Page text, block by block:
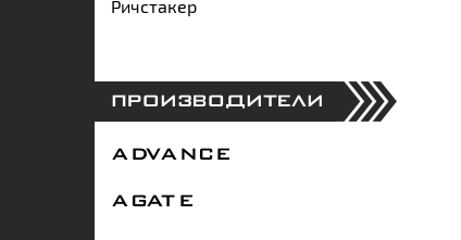
Ричстакер
ПРОИЗВОДИТЕЛИ
ADVANCE
AGATE